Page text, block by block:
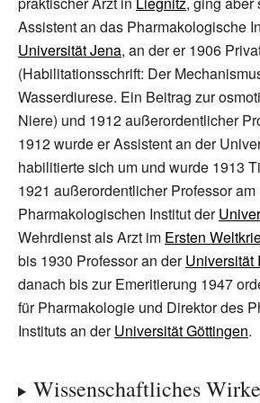
Assistent an das Pharmakologische
Universität Jena, an der er 1906
(Habilitationsschrift: Der
Wasserdiurese. Ein Beitrag zur
Niere) und 1912 außerordentlicher
1912 wurde er Assistent an der
habilitierte sich um und wurde 1913
1921 außerordentlicher Professor am
Pharmakologischen Institut der
Wehrdienst als Arzt im Ersten
bis 1930 Professor an derUniversität
danach bis zur Emeritierung 1947
für Pharmakologie und Direktor des
Instituts an derUniversität Göttingen.
Wissenschaftliches